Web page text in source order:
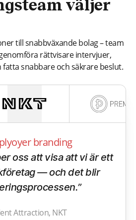
väljer
till snabbväxande bolag – team
rättvisare intervjuer,
snabbare och säkrare beslut.
branding
oss att visa att vi är ett
— och det blir
Attraction, NKT